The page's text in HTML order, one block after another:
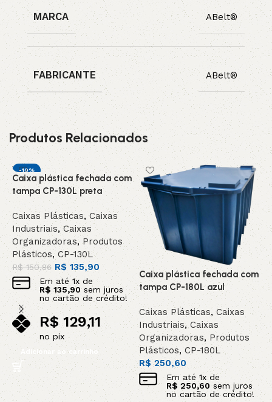
MARCA ABelt®
FABRICANTE ABelt®
Produtos Relacionados
-10%
DESTAQUE
Caixa plástica fechada com
tampa CP-130L preta
Caixas Plásticas, Caixas
Industriais,Caixas
Organizadoras,Produtos
Plásticos, CP-130L
R$150,86 R$ 135,90
Em até 1x de
R$135,90sem juros
no cartão de crédito!
R$129,11
no pix
Adicionar ao carrinho
Caixa plástica fechada com
tampa CP-180L azul
Caixas Plásticas,Caixas
Industriais,Caixas
Organizadoras,Produtos
Plásticos,CP-180L
R$250,60
Em até 1x de
R$ 250,60sem juros
no cartão de crédito!